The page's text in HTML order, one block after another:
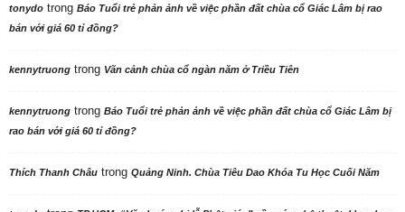
tonydo trong Báo Tuổi trẻ phản ảnh về việc phần đất chùa cổ Giác Lâm bị rao
bán với giá 60 tỉ đồng?
kennytruong trong Vãn cảnh chùa cổ ngàn năm ở Triều Tiên
kennytruong trong Báo Tuổi trẻ phản ảnh về việc phần đất chùa cổ Giác Lâm bị
rao bán với giá 60 tỉ đồng?
Thích Thanh Châu trong Quảng Ninh. Chùa Tiêu Dao Khóa Tu Học Cuối Năm